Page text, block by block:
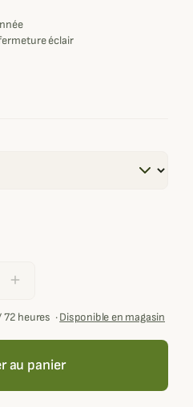
éclair
add
72 heures ·Disponible en magasin
au panier